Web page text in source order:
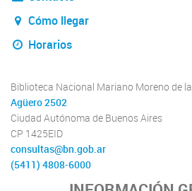
Cómo llegar
Horarios
Biblioteca Nacional Mariano Moreno de
Agüero 2502
Ciudad Autónoma de Buenos Aires
CP 1425EID
consultas@bn.gob.ar
(5411) 4808-6000